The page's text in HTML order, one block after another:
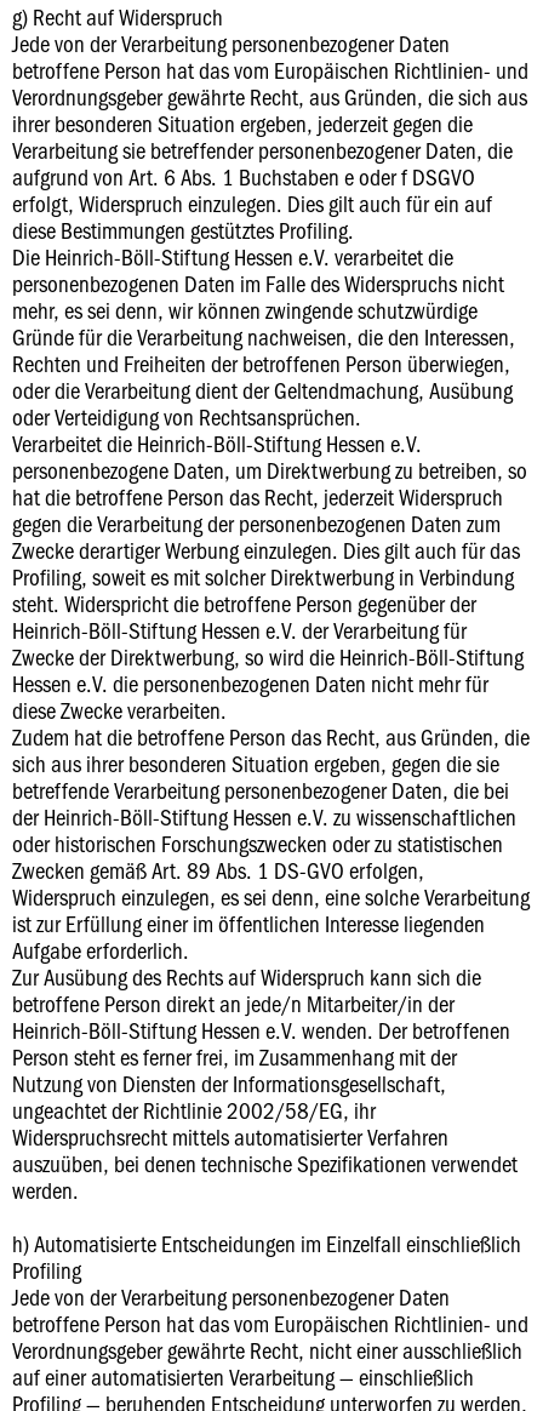
g) Recht auf Widerspruch
Jede von der Verarbeitung personenbezogener Daten
betroffene Person hat das vom Europäischen Richtlinien- und
Verordnungsgeber gewährte Recht, aus Gründen, die sich aus
ihrer besonderen Situation ergeben, jederzeit gegen die
Verarbeitung sie betreffender personenbezogener Daten, die
aufgrund von Art. 6 Abs. 1 Buchstaben e oder f DSGVO
erfolgt, Widerspruch einzulegen. Dies gilt auch für ein auf
diese Bestimmungen gestütztes Profiling.
Die Heinrich-Böll-Stiftung Hessen e.V. verarbeitet die
personenbezogenen Daten im Falle des Widerspruchs nicht
mehr, es sei denn, wir können zwingende schutzwürdige
Gründe für die Verarbeitung nachweisen, die den Interessen,
Rechten und Freiheiten der betroffenen Person überwiegen,
oder die Verarbeitung dient der Geltendmachung, Ausübung
oder Verteidigung von Rechtsansprüchen.
Verarbeitet die Heinrich-Böll-Stiftung Hessen e.V.
personenbezogene Daten, um Direktwerbung zu betreiben, so
hat die betroffene Person das Recht, jederzeit Widerspruch
gegen die Verarbeitung der personenbezogenen Daten zum
Zwecke derartiger Werbung einzulegen. Dies gilt auch für das
Profiling, soweit es mit solcher Direktwerbung in Verbindung
steht. Widerspricht die betroffene Person gegenüber der
Heinrich-Böll-Stiftung Hessen e.V. der Verarbeitung für
Zwecke der Direktwerbung, so wird die Heinrich-Böll-Stiftung
Hessen e.V. die personenbezogenen Daten nicht mehr für
diese Zwecke verarbeiten.
Zudem hat die betroffene Person das Recht, aus Gründen, die
sich aus ihrer besonderen Situation ergeben, gegen die sie
betreffende Verarbeitung personenbezogener Daten, die bei
der Heinrich-Böll-Stiftung Hessen e.V. zu wissenschaftlichen
oder historischen Forschungszwecken oder zu statistischen
Zwecken gemäß Art. 89 Abs. 1 DS-GVO erfolgen,
Widerspruch einzulegen, es sei denn, eine solche Verarbeitung
ist zur Erfüllung einer im öffentlichen Interesse liegenden
Aufgabe erforderlich.
Zur Ausübung des Rechts auf Widerspruch kann sich die
betroffene Person direkt an jede/n Mitarbeiter/in der
Heinrich-Böll-Stiftung Hessen e.V. wenden. Der betroffenen
Person steht es ferner frei, im Zusammenhang mit der
Nutzung von Diensten der Informationsgesellschaft,
ungeachtet der Richtlinie 2002/58/EG, ihr
Widerspruchsrecht mittels automatisierter Verfahren
auszuüben, bei denen technische Spezifikationen verwendet
werden.
h) Automatisierte Entscheidungen im Einzelfall einschließlich
Profiling
Jede von der Verarbeitung personenbezogener Daten
betroffene Person hat das vom Europäischen Richtlinien- und
Verordnungsgeber gewährte Recht, nicht einer ausschließlich
auf einer automatisierten Verarbeitung — einschließlich
Profiling — beruhenden Entscheidung unterworfen zu werden,